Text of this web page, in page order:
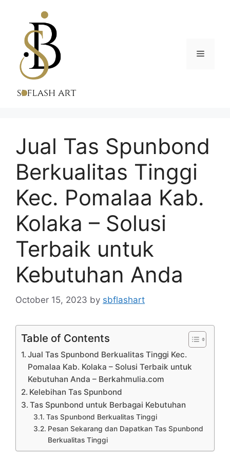
content
Menu
Jual Tas Spunbond
Berkualitas Tinggi
Kec. Pomalaa Kab.
Kolaka – Solusi
Terbaik untuk
Kebutuhan Anda
October 15, 2023 by sbflashart
Table of Contents
Jual Tas Spunbond Berkualitas Tinggi Kec.
Pomalaa Kab. Kolaka – Solusi Terbaik untuk
Kebutuhan Anda – Berkahmulia.com
Kelebihan Tas Spunbond
Tas Spunbond untuk Berbagai Kebutuhan
Tas Spunbond Berkualitas Tinggi
Pesan Sekarang dan Dapatkan Tas Spunbond
Berkualitas Tinggi